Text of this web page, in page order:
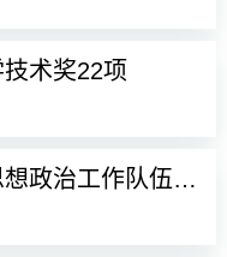
术奖22项
山东科技大学举办2026年思想政治工作队伍高级培训研修班